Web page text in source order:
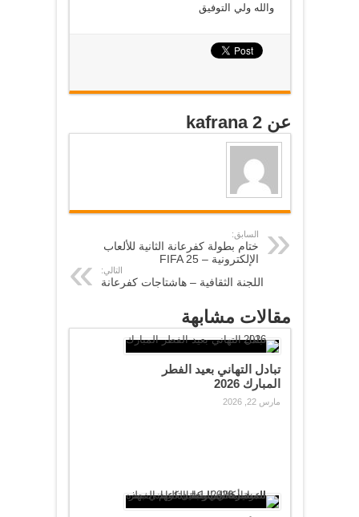
والله ولي التوفيق
عن kafrana 2
السابق:
ختام بطولة كفرعانة الثانية للألعاب
الإلكترونية – FIFA 25
التالي:
اللجنة الثقافية – هاشتاجات كفرعانة
مقالات مشابهة
تبادل التهاني بعيد الفطر
المبارك 2026
مارس 22, 2026